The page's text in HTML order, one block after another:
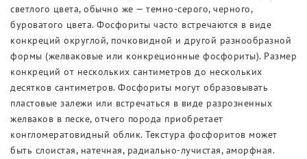
светлого цвета, обычно же — темно-серого, черного,
буроватого цвета. Фосфориты часто встречаются в виде
конкреций округлой, почковидной и другой разнообразной
формы (желваковые или конкреционные фосфориты). Размер
конкреций от нескольких сантиметров до нескольких
десятков сантиметров. Фосфориты могут образовывать
пластовые залежи или встречаться в виде разрозненных
желваков в песке, отчего порода приобретает
конгломератовидный облик. Текстура фосфоритов может
быть слоистая, натечная, радиально-лучистая, аморфная.